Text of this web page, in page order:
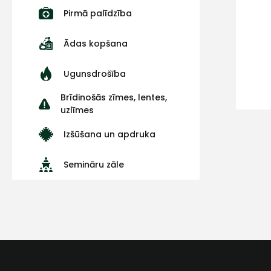
Pirmā palīdzība
Ādas kopšana
Ugunsdrošība
Brīdinošās zīmes, lentes,
uzlīmes
Izšūšana un apdruka
Semināru zāle